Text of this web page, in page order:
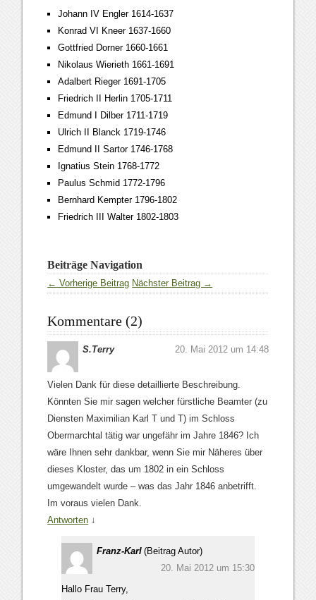
Johann IV Engler 1614-1637
Konrad VI Kneer 1637-1660
Gottfried Dorner 1660-1661
Nikolaus Wierieth 1661-1691
Adalbert Rieger 1691-1705
Friedrich II Herlin 1705-1711
Edmund I Dilber 1711-1719
Ulrich II Blanck 1719-1746
Edmund II Sartor 1746-1768
Ignatius Stein 1768-1772
Paulus Schmid 1772-1796
Bernhard Kempter 1796-1802
Friedrich III Walter 1802-1803
Beiträge Navigation
← Vorherige Beitrag Nächster Beitrag →
Kommentare (2)
S.Terry 20. Mai 2012 um 14:48
Vielen Dank für diese detaillierte Beschreibung.
Könnten Sie mir sagen welcher fürstliche Beamter (zu
Diensten Maximilian Karl T und T) im Schloss
Obermarchtal tätig war ungefähr im Jahre 1846? Ich
wäre Ihnen sehr dankbar, wenn Sie mir Näheres über
dieses Kloster, das um 1802 in ein Schloss
umgewandelt wurde – was das Jahr 1846 anbetrifft.
Im voraus vielen Dank.
Antworten ↓
Franz-Karl (Beitrag Autor)
20. Mai 2012 um 15:30
Hallo Frau Terry,